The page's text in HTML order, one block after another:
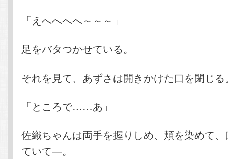
「えへへへへ～～～」
足をバタつかせている。
それを見て、あずさは開きかけた口を閉じる
「ところで……あ」
佐織ちゃんは両手を握りしめ、頬を染めて
ていて―。